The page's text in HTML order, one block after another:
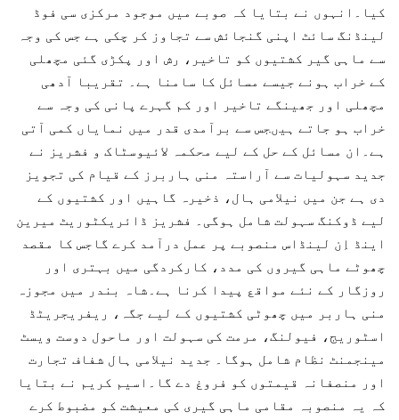
کیا۔انہوں نے بتایا کہ صوبے میں موجود مرکزی سی فوڈ
لینڈنگ سائٹ اپنی گنجائش سے تجاوز کر چکی ہے جس کی وجہ
سے ماہی گیر کشتیوں کو تاخیر، رش اور پکڑی گئی مچھلی
کے خراب ہونے جیسے مسائل کا سامنا ہے۔ تقریبا آدھی
مچھلی اور جھینگے تاخیر اور کم گہرے پانی کی وجہ سے
خراب ہو جاتے ہیںجس سے برآمدی قدر میں نمایاں کمی آتی
ہے۔ان مسائل کے حل کے لیے محکمہ لائیوسٹاک و فشریز نے
جدید سہولیات سے آراستہ منی ہاربرز کے قیام کی تجویز
دی ہے جن میں نیلامی ہال، ذخیرہ گاہیں اور کشتیوں کے
لیے ڈوکنگ سہولت شامل ہوگی۔ فشریز ڈائریکٹوریٹ میرین
اینڈ اِن لینڈاس منصوبے پر عمل درآمد کرے گاجس کا مقصد
چھوٹے ماہی گیروں کی مدد، کارکردگی میں بہتری اور
روزگار کے نئے مواقع پیدا کرنا ہے۔شاہ بندر میں مجوزہ
منی ہاربر میں چھوٹی کشتیوں کے لیے جگہ، ریفریجریٹڈ
اسٹوریج، فیولنگ، مرمت کی سہولت اور ماحول دوست ویسٹ
مینجمنٹ نظام شامل ہوگا۔ جدید نیلامی ہال شفاف تجارت
اور منصفانہ قیمتوں کو فروغ دے گا۔اسیم کریم نے بتایا
کہ یہ منصوبہ مقامی ماہی گیری کی معیشت کو مضبوط کرے